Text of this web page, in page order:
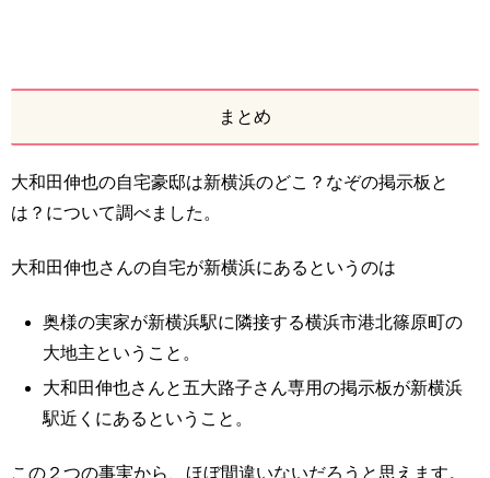
まとめ
大和田伸也の自宅豪邸は新横浜のどこ？なぞの掲示板と
は？について調べました。
大和田伸也さんの自宅が新横浜にあるというのは
奥様の実家が新横浜駅に隣接する横浜市港北篠原町の
大地主ということ。
大和田伸也さんと五大路子さん専用の掲示板が新横浜
駅近くにあるということ。
この２つの事実から、ほぼ間違いないだろうと思えます。